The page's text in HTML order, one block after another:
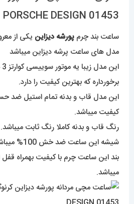
PORSCHE DESIGN 01453
ساعت بند چرم پورشه دیزاین یکی از
مدل های ساعت پرشه دیزاین میباشد
برخورداره که بهترین کیفیت را دارد.
این مدل قاب و بدنه تمام استیل ضد
کیفیت میباشد.
رنگ قاب و بدنه کاملا رنگ ثابت میباشد.
شیشه این ساعت ضد خش 100% میباشد.
بند این ساعت چرم با کیفیت بهمراه
میباشد.